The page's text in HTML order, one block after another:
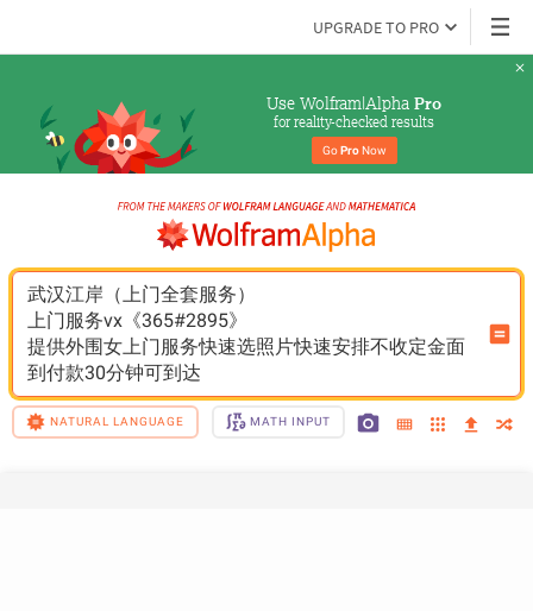
UPGRADE TO PRO
Use Wolfram|Alpha Pro
for reality-checked results
Go Pro Now
武汉江岸（上门全套服务）
上门服务vx《365#2895》
提供外围女上门服务快速选照片快速安排不收定金面
到付款30分钟可到达
NATURAL LANGUAGE MATH INPUT